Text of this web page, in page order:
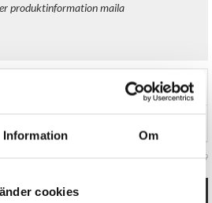
Information Om
cookies
produktinformation maila
Art. nr 151479
KÖPTE OCKSÅ